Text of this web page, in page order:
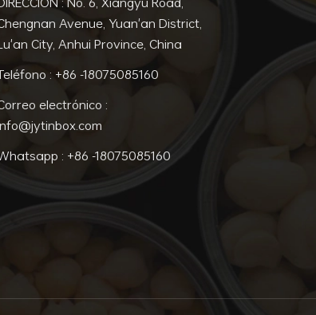
Avenue, Yuan'an District,
City, Anhui Province, China
: +86 -18075085160
electrónico :
: +86 -18075085160